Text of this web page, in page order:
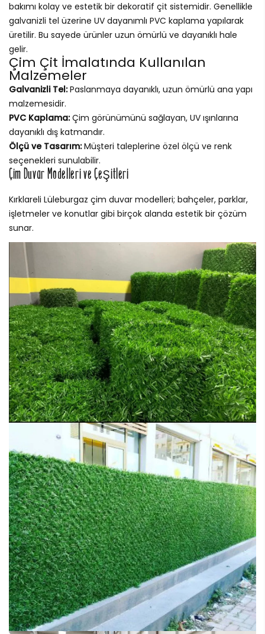
bakımı kolay ve estetik bir dekoratif çit sistemidir. Genellikle
galvanizli tel üzerine UV dayanımlı PVC kaplama yapılarak
üretilir. Bu sayede ürünler uzun ömürlü ve dayanıklı hale
gelir.
Çim Çit İmalatında Kullanılan
Malzemeler
Galvanizli Tel:Paslanmaya dayanıklı, uzun ömürlü ana yapı
malzemesidir.
PVC Kaplama:Çim görünümünü sağlayan, UV ışınlarına
dayanıklı dış katmandır.
Ölçü ve Tasarım:Müşteri taleplerine özel ölçü ve renk
seçenekleri sunulabilir.
Çim Duvar Modelleri ve Çeşitleri
Kırklareli Lüleburgaz çim duvar modelleri; bahçeler, parklar,
işletmeler ve konutlar gibi birçok alanda estetik bir çözüm
sunar.